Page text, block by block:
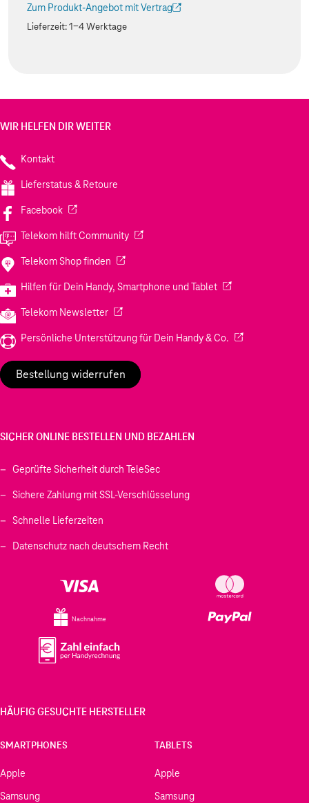
Zum Produkt-Angebot mit Vertrag
(Der Link wird in einem neuen Tab geöffnet)
Lieferzeit:1-4 Werktage
WIR HELFEN DIR WEITER
Kontakt
Lieferstatus & Retoure
Facebook(Wird in einem neuen Tab geöffnet)
Telekom hilft Community(Wird in einem neuen Tab geöffnet)
Telekom Shop finden (Wird in einem neuen Tab geöffnet)
Hilfen für Dein Handy, Smartphone und Tablet(Wird in einem
Telekom Newsletter(Wird in einem neuen Tab geöffnet)
Persönliche Unterstützung für Dein Handy & Co. (Wird in einem
Bestellung widerrufen
SICHER ONLINE BESTELLEN UND BEZAHLEN
Geprüfte Sicherheit durch TeleSec
Sichere Zahlung mit SSL-Verschlüsselung
Schnelle Lieferzeiten
Datenschutz nach deutschem Recht
Nachnahme
HÄUFIG GESUCHTE HERSTELLER
SMARTPHONES
Apple
Samsung
TABLETS
Apple
Samsung